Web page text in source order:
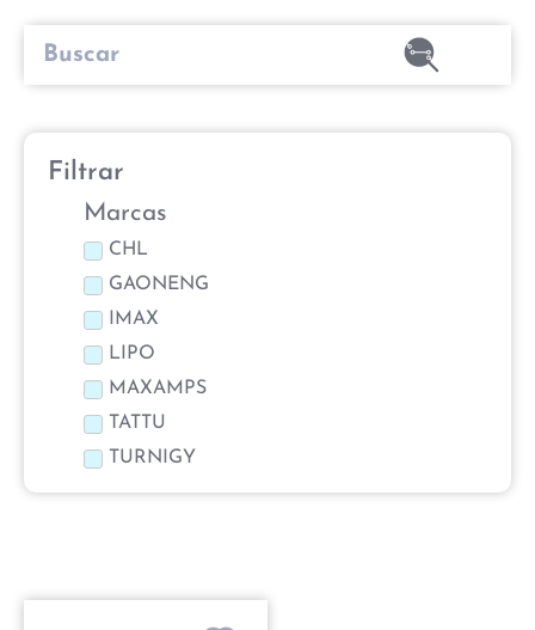
Filtrar
Marcas
CHL
GAONENG
IMAX
LIPO
MAXAMPS
TATTU
TURNIGY